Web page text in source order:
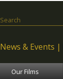
Search form
News & Events
Our Films